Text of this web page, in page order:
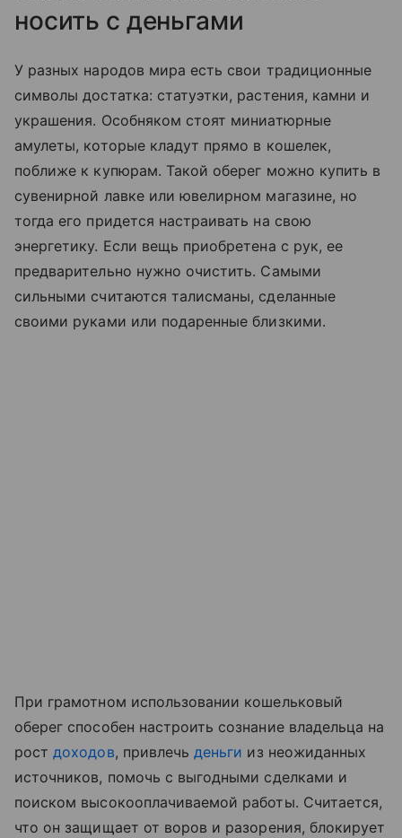
носить с деньгами
У разных народов мира есть свои традиционные
символы достатка: статуэтки, растения, камни и
украшения. Особняком стоят миниатюрные
амулеты, которые кладут прямо в кошелек,
поближе к купюрам. Такой оберег можно купить в
сувенирной лавке или ювелирном магазине, но
тогда его придется настраивать на свою
энергетику. Если вещь приобретена с рук, ее
предварительно нужно очистить. Самыми
сильными считаются талисманы, сделанные
своими руками или подаренные близкими.
При грамотном использовании кошельковый
оберег способен настроить сознание владельца на
ростдоходов, привлечьденьги из неожиданных
источников, помочь с выгодными сделками и
поиском высокооплачиваемой работы. Считается,
что он защищает от воров и разорения, блокирует